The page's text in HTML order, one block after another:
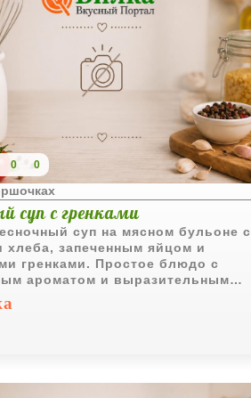
0 0
суп с гренками
суп на мясном бульоне с
хлеба, запеченным яйцом и
гренками. Простое блюдо с
ароматом и выразительным